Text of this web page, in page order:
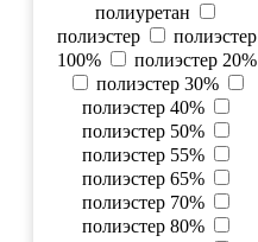
полиуретан
полиэстер
полиэстер
100%
полиэстер 20%
полиэстер 30%
полиэстер 40%
полиэстер 50%
полиэстер 55%
полиэстер 65%
полиэстер 70%
полиэстер 80%